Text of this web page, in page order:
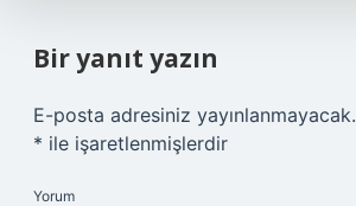
Bir yanıt yazın
E-posta adresiniz yayınlanmayacak.
* ile işaretlenmişlerdir
Yorum